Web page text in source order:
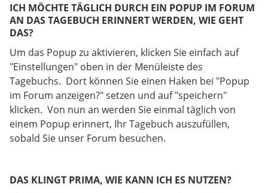
ICH MÖCHTE TÄGLICH DURCH EIN POPUP IM FORUM
AN DAS TAGEBUCH ERINNERT WERDEN, WIE GEHT
DAS?
Um das Popup zu aktivieren, klicken Sie einfach auf
"Einstellungen" oben in der Menüleiste des
Tagebuchs. Dort können Sie einen Haken bei "Popup
im Forum anzeigen?" setzen und auf "speichern"
klicken. Von nun an werden Sie einmal täglich von
einem Popup erinnert, Ihr Tagebuch auszufüllen,
sobald Sie unser Forum besuchen.
DAS KLINGT PRIMA, WIE KANN ICH ES NUTZEN?